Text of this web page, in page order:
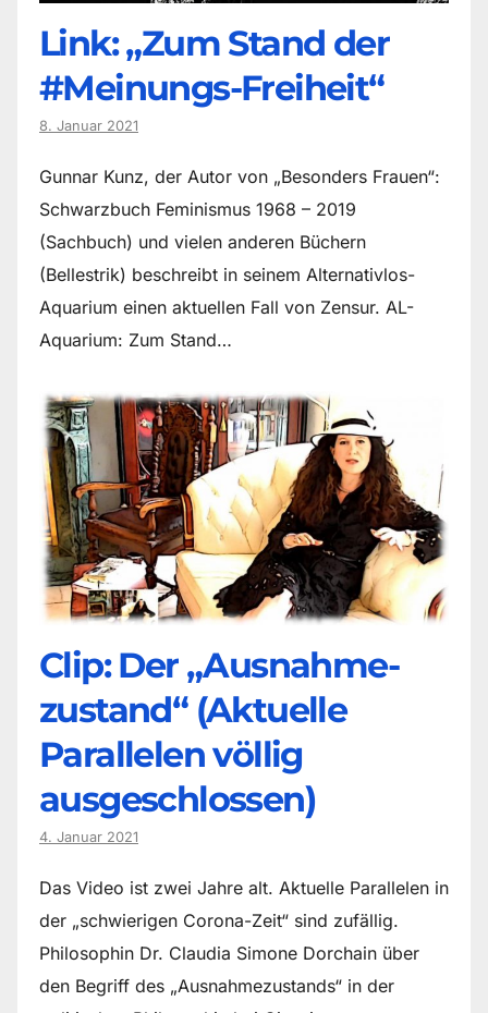
Link: „Zum Stand der
#Meinungs-Freiheit“
8. Januar 2021
Gunnar Kunz, der Autor von „Besonders Frauen“:
Schwarzbuch Feminismus 1968 – 2019
(Sachbuch) und vielen anderen Büchern
(Bellestrik) beschreibt in seinem Alternativlos-
Aquarium einen aktuellen Fall von Zensur. AL-
Aquarium: Zum Stand…
Clip: Der „Ausnahme-
zustand“ (Aktuelle
Parallelen völlig
ausgeschlossen)
4. Januar 2021
Das Video ist zwei Jahre alt. Aktuelle Parallelen in
der „schwierigen Corona-Zeit“ sind zufällig.
Philosophin Dr. Claudia Simone Dorchain über
den Begriff des „Ausnahmezustands“ in der